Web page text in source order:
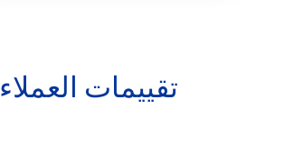
تقييمات العملاء